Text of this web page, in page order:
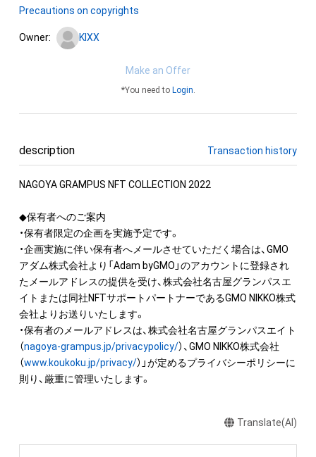
Precautions on copyrights
Owner: KIXX
Make an Offer
*You need to Login.
description Transaction history
NAGOYA GRAMPUS NFT COLLECTION 2022
◆保有者へのご案内
・保有者限定の企画を実施予定です。
・企画実施に伴い保有者へメールさせていただく場合は、GMO
アダム株式会社より「Adam byGMO」のアカウントに登録され
たメールアドレスの提供を受け、株式会社名古屋グランパスエ
イトまたは同社NFTサポートパートナーであるGMO NIKKO株式
会社よりお送りいたします。
・保有者のメールアドレスは、株式会社名古屋グランパスエイト
（nagoya-grampus.jp/privacypolicy/）、GMO NIKKO株式会社
（www.koukoku.jp/privacy/）」が定めるプライバシーポリシーに
則り、厳重に管理いたします。
Translate(AI)